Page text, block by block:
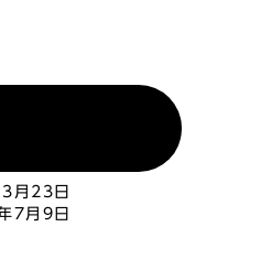
月23日
7月9日